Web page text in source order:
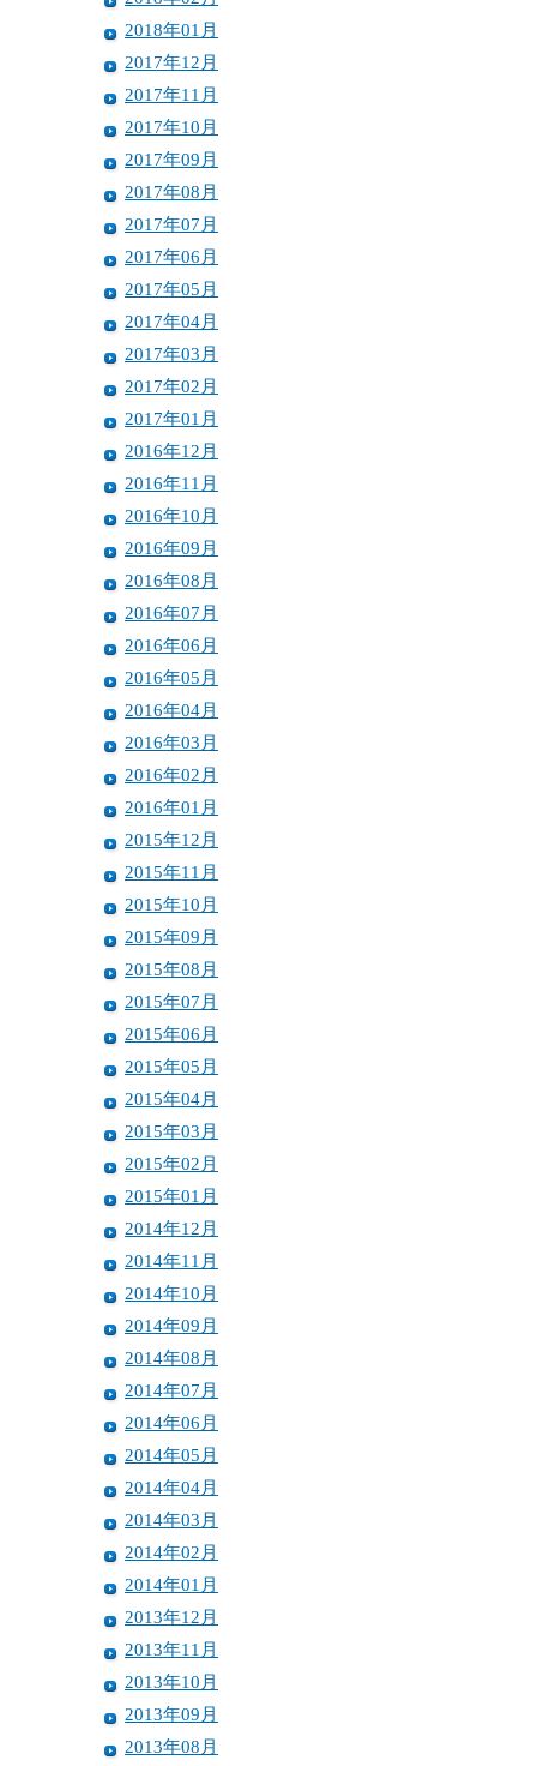
2018年01月
2017年12月
2017年11月
2017年10月
2017年09月
2017年08月
2017年07月
2017年06月
2017年05月
2017年04月
2017年03月
2017年02月
2017年01月
2016年12月
2016年11月
2016年10月
2016年09月
2016年08月
2016年07月
2016年06月
2016年05月
2016年04月
2016年03月
2016年02月
2016年01月
2015年12月
2015年11月
2015年10月
2015年09月
2015年08月
2015年07月
2015年06月
2015年05月
2015年04月
2015年03月
2015年02月
2015年01月
2014年12月
2014年11月
2014年10月
2014年09月
2014年08月
2014年07月
2014年06月
2014年05月
2014年04月
2014年03月
2014年02月
2014年01月
2013年12月
2013年11月
2013年10月
2013年09月
2013年08月